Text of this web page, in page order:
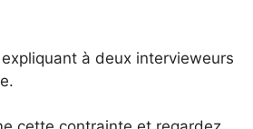
à deux intervieweurs